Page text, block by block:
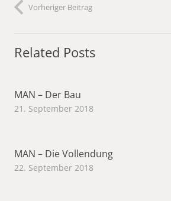
Vorheriger Beitrag
Related Posts
MAN – Der Bau
21. September 2018
MAN – Die Vollendung
22. September 2018